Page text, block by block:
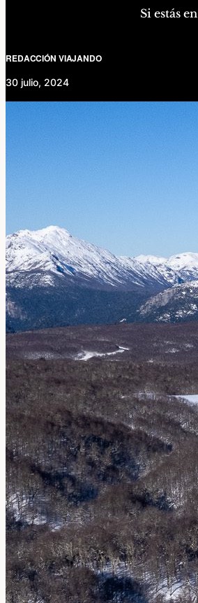
Si estás en
REDACCIÓN VIAJANDO
30 julio, 2024